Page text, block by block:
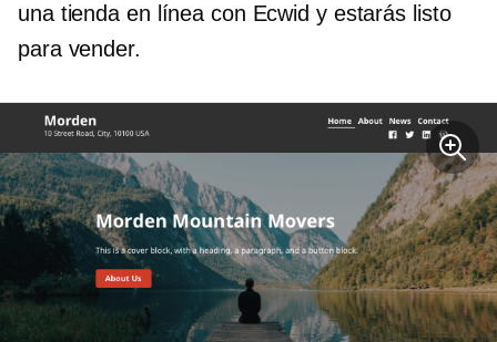
una tienda en línea con Ecwid y estarás listo
para vender.